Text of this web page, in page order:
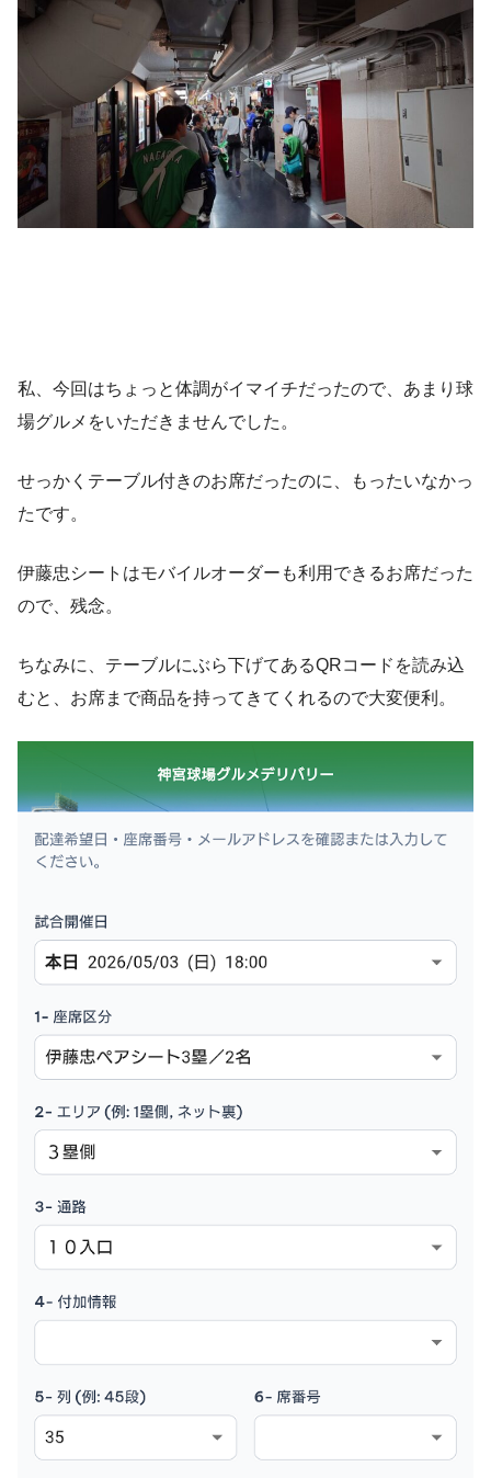
私、今回はちょっと体調がイマイチだったので、あまり球
場グルメをいただきませんでした。
せっかくテーブル付きのお席だったのに、もったいなかっ
たです。
伊藤忠シートはモバイルオーダーも利用できるお席だった
ので、残念。
ちなみに、テーブルにぶら下げてあるQRコードを読み込
むと、お席まで商品を持ってきてくれるので大変便利。